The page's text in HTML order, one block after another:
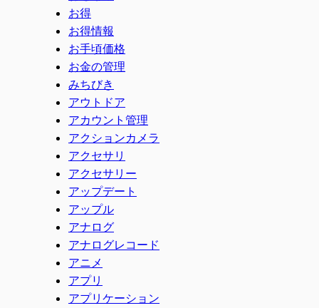
お得
お得情報
お手頃価格
お金の管理
みちびき
アウトドア
アカウント管理
アクションカメラ
アクセサリ
アクセサリー
アップデート
アップル
アナログ
アナログレコード
アニメ
アプリ
アプリケーション